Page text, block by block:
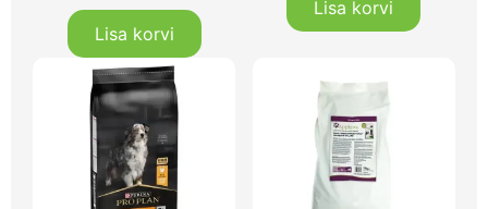
Lisa korvi
Lisa korvi